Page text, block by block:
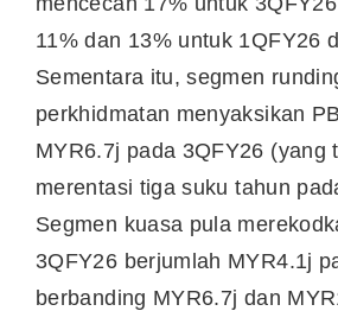
11% dan 13% untuk 1QFY26
Sementara itu, segmen
perkhidmatan menyaksikan
MYR6.7j pada 3QFY26 (yang
merentasi tiga suku tahun
Segmen kuasa pula
3QFY26 berjumlah MYR4.1j
berbanding MYR6.7j dan